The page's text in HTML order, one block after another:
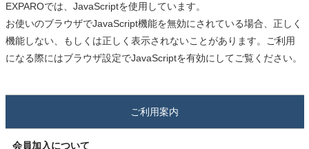
EXPAROでは、JavaScriptを使用しています。
お使いのブラウザでJavaScript機能を無効にされている場合、正しく
機能しない、もしくは正しく表示されないことがあります。ご利用
になる際にはブラウザ設定でJavaScriptを有効にしてご覧ください。
ご利用案内
会員加入について